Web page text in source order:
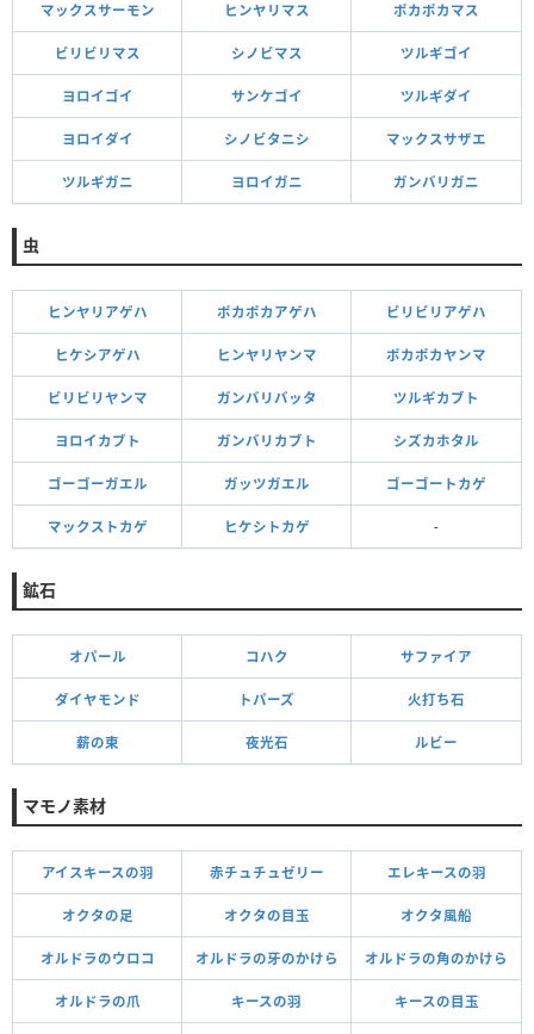
マックスサーモン ヒンヤリマス ポカポカマス
ビリビリマス シノビマス ツルギゴイ
ヨロイゴイ サンケゴイ ツルギダイ
ヨロイダイ シノビタニシ マックスサザエ
ツルギガニ ヨロイガニ ガンバリガニ
虫
ヒンヤリアゲハ ポカポカアゲハ ビリビリアゲハ
ヒケシアゲハ ヒンヤリヤンマ ポカポカヤンマ
ビリビリヤンマ ガンバリバッタ ツルギカブト
ヨロイカブト ガンバリカブト シズカホタル
ゴーゴーガエル ガッツガエル ゴーゴートカゲ
マックストカゲ ヒケシトカゲ -
鉱石
オパール コハク サファイア
ダイヤモンド トパーズ 火打ち石
薪の束 夜光石 ルビー
マモノ素材
アイスキースの羽 赤チュチュゼリー エレキースの羽
オクタの足 オクタの目玉 オクタ風船
オルドラのウロコ オルドラの牙のかけら オルドラの角のかけら
オルドラの爪 キースの羽 キースの目玉